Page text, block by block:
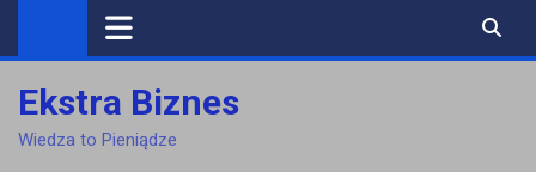
Ekstra Biznes
Wiedza to Pieniądze